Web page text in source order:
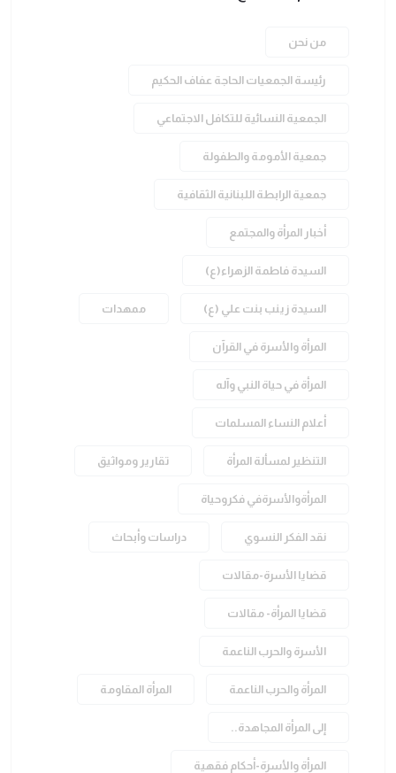
من نحن
رئيسة الجمعيات الحاجة عفاف الحكيم
الجمعية النسائية للتكافل الاجتماعي
جمعية الأمومة والطفولة
جمعية الرابطة اللبنانية الثقافية
أخبار المرأة والمجتمع
السيدة فاطمة الزهراء(ع)
السيدة زينب بنت علي (ع) ممهدات
المرأة والأسرة في القرآن
المرأة في حياة النبي وآله
أعلام النساء المسلمات
التنظير لمسألة المرأة تقارير ومواثيق
المرأةوالأسرةفي فكروحياة
نقد الفكر النسوي دراسات وأبحاث
قضايا الأسرة-مقالات
قضايا المرأة- مقالات
الأسرة والحرب الناعمة
المرأة والحرب الناعمة المرأة المقاومة
إلى المرأة المجاهدة..
المرأة والأسرة-أحكام فقهية